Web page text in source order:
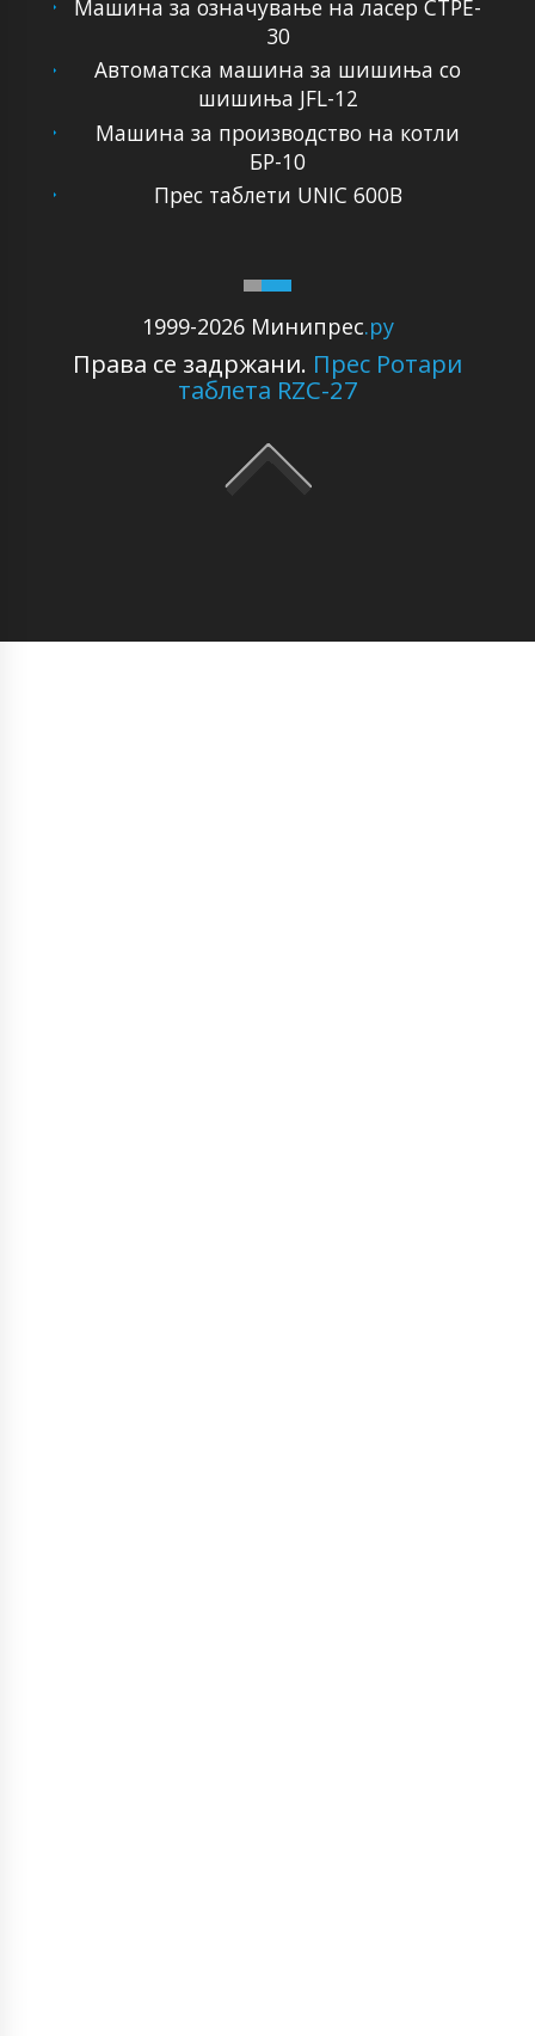
1999-2026 Минипрес.ру
Права се задржани. Прес Ротари
таблета RZC-27
Машина за означување на ласер CTPE-
30
Автоматска машина за шишиња со
шишиња JFL-12
Машина за производство на котли
БР-10
Прес таблети UNIC 600B